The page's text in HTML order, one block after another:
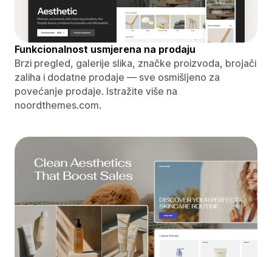
Funkcionalnost usmjerena na prodaju
Brzi pregled, galerije slika, značke proizvoda, brojači
zaliha i dodatne prodaje — sve osmišljeno za
povećanje prodaje. Istražite više na
noordthemes.com.